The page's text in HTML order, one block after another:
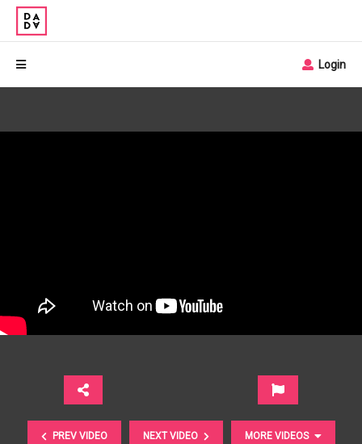
Login
PREV VIDEO NEXT VIDEO MORE VIDEOS